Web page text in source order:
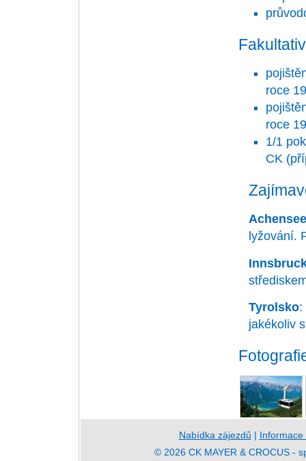
roce
roce
1/1
CK
Achensee
lyžování.
Tyrolsko:
jakékoliv
Nabídka zájezdů |
© 2026 CK MAYER & CROCUS -